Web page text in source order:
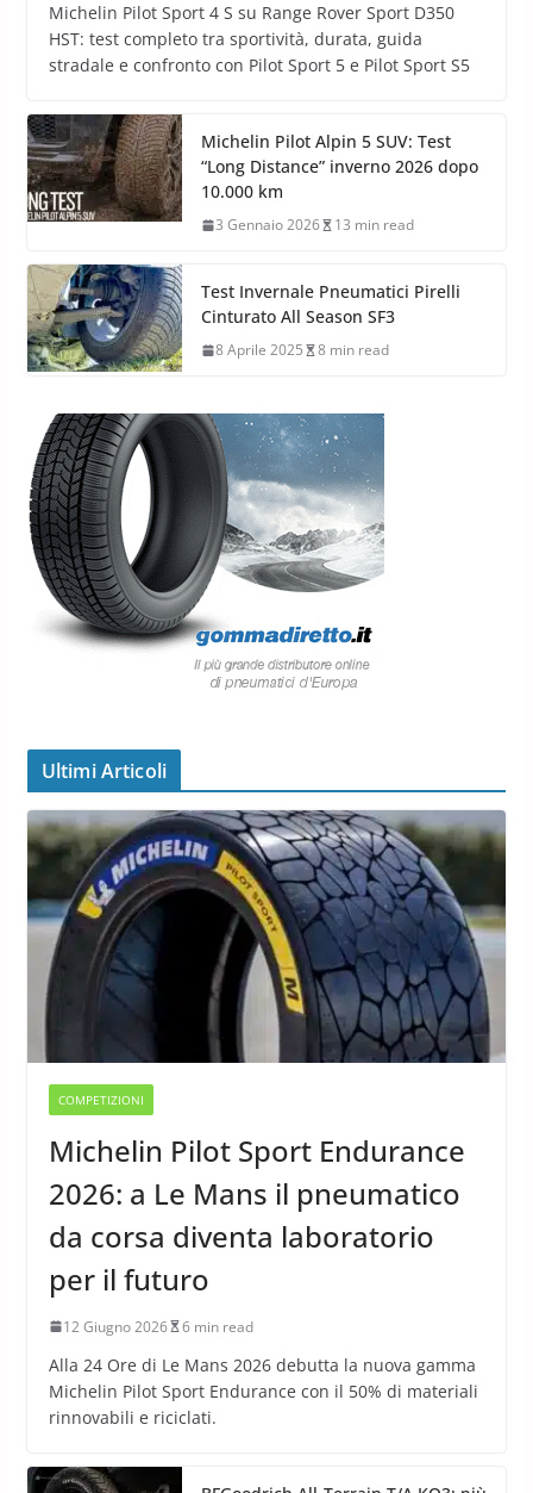
Michelin Pilot Sport 4 S su Range Rover Sport D350
HST: test completo tra sportività, durata, guida
stradale e confronto con Pilot Sport 5 e Pilot Sport S5
Michelin Pilot Alpin 5 SUV: Test
“Long Distance” inverno 2026 dopo
10.000 km
3 Gennaio 2026 13 min read
Test Invernale Pneumatici Pirelli
Cinturato All Season SF3
8 Aprile 2025 8 min read
Ultimi Articoli
COMPETIZIONI
Michelin Pilot Sport Endurance
2026: a Le Mans il pneumatico
da corsa diventa laboratorio
per il futuro
12 Giugno 2026 6 min read
Alla 24 Ore di Le Mans 2026 debutta la nuova gamma
Michelin Pilot Sport Endurance con il 50% di materiali
rinnovabili e riciclati.